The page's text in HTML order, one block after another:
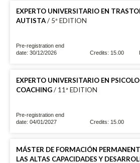
EXPERTO UNIVERSITARIO EN
AUTISTA/ 5ª EDITION
Pre-registration end
date: 30/12/2026
Credits: 15.00
EXPERTO UNIVERSITARIO EN
COACHING/ 11ª EDITION
Pre-registration end
date: 04/01/2027
Credits: 15.00
MÁSTER DE FORMACIÓN
LAS ALTAS CAPACIDADES Y